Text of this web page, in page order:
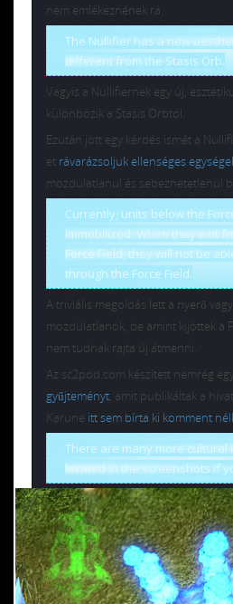
nem emlékeznének rá.
The Nullifier has a new
different from the Stasis Orb.
Vagyis a Nullifiernek egy új,
különbözik a Stasis Orbtól.
Ezután jött egy kérdés ismét a
et rávarázsoljuk ellenséges
mozdulatlanul és sebezhetetlenül
Currently, units below the
immobilized. When they exit
Force Field, they will not be
through the Force Field.
A triviális megoldás lett a nyerő
mozdulatlanok, de amint kijöttek a
nem tudnak rajta új átmenni.
Az sc2pod.com készített nemrég
gyűjteményt, amit publikáltak a
Karune itt sem bírta ki komment
There are many more cultural
located in the screenshots if